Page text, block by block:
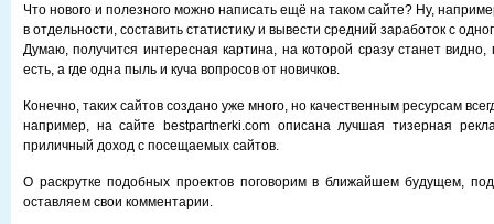
Что нового и полезного можно написать ещё на таком сайте? Ну,
в отдельности, составить статистику и вывести средний заработок с
Думаю, получится интересная картина, на которой сразу станет видно,
есть, а где одна пыль и куча вопросов от новичков.
Конечно, таких сайтов создано уже много, но качественным ресурсам
например, на сайте bestpartnerki.com описана лучшая тизерная
приличный доход с посещаемых сайтов.
О раскрутке подобных проектов поговорим в ближайшем будущем,
оставляем свои комментарии.